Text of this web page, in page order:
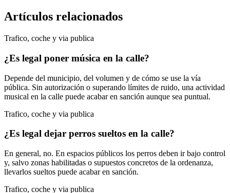
Artículos relacionados
Trafico, coche y via publica
¿Es legal poner música en la calle?
Depende del municipio, del volumen y de cómo se use la vía
pública. Sin autorización o superando límites de ruido, una actividad
musical en la calle puede acabar en sanción aunque sea puntual.
Trafico, coche y via publica
¿Es legal dejar perros sueltos en la calle?
En general, no. En espacios públicos los perros deben ir bajo control
y, salvo zonas habilitadas o supuestos concretos de la ordenanza,
llevarlos sueltos puede acabar en sanción.
Trafico, coche y via publica